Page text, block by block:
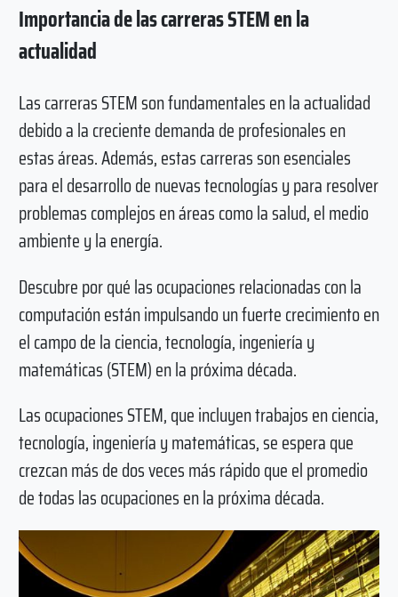
Importancia de las carreras STEM en la
actualidad
Las carreras STEM son fundamentales en la actualidad
debido a la creciente demanda de profesionales en
estas áreas. Además, estas carreras son esenciales
para el desarrollo de nuevas tecnologías y para resolver
problemas complejos en áreas como la salud, el medio
ambiente y la energía.
Descubre por qué las ocupaciones relacionadas con la
computación están impulsando un fuerte crecimiento en
el campo de la ciencia, tecnología, ingeniería y
matemáticas (STEM) en la próxima década.
Las ocupaciones STEM, que incluyen trabajos en ciencia,
tecnología, ingeniería y matemáticas, se espera que
crezcan más de dos veces más rápido que el promedio
de todas las ocupaciones en la próxima década.